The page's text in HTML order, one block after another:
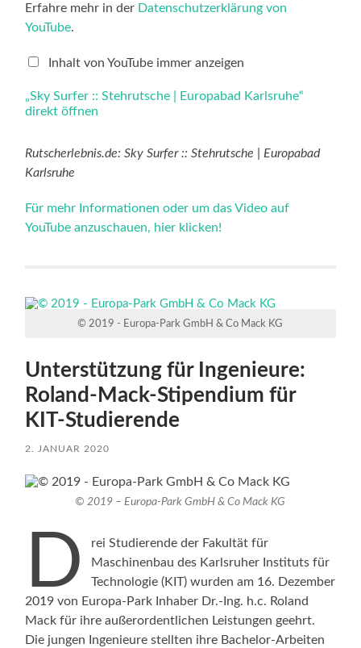
::
Stehrutsche
Karlsruhe“
YouTube
anzeigen
Erfahre mehr in der Datenschutzerklärung von
YouTube.
Inhalt von YouTube immer anzeigen
„Sky Surfer :: Stehrutsche | Europabad Karlsruhe“
direkt öffnen
Rutscherlebnis.de: Sky Surfer :: Stehrutsche | Europabad
Karlsruhe
Für mehr Informationen oder um das Video auf
YouTube anzuschauen, hier klicken!
© 2019 - Europa-Park GmbH & Co Mack KG
Unterstützung für Ingenieure:
Roland-Mack-Stipendium für
KIT-Studierende
2. JANUAR 2020
© 2019 – Europa-Park GmbH & Co Mack KG
D
rei Studierende der Fakultät für
Maschinenbau des Karlsruher Instituts für
Technologie (KIT) wurden am 16. Dezember
2019 von Europa-Park Inhaber Dr.-Ing. h.c. Roland
Mack für ihre außerordentlichen Leistungen geehrt.
Die jungen Ingenieure stellten ihre Bachelor-Arbeiten